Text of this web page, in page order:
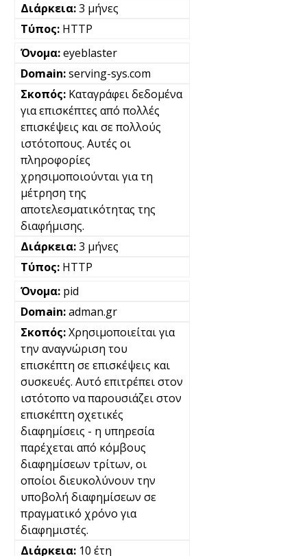
3 μήνες
HTTP
eyeblaster
serving-sys.com
Καταγράφει δεδομένα
για επισκέπτες από πολλές
επισκέψεις και σε πολλούς
ιστότοπους. Αυτές οι
πληροφορίες
χρησιμοποιούνται για τη
μέτρηση της
αποτελεσματικότητας της
διαφήμισης.
3 μήνες
HTTP
pid
adman.gr
Χρησιμοποιείται για
την αναγνώριση του
επισκέπτη σε επισκέψεις και
συσκευές. Αυτό επιτρέπει στον
ιστότοπο να παρουσιάζει στον
επισκέπτη σχετικές
διαφημίσεις - η υπηρεσία
παρέχεται από κόμβους
διαφημίσεων τρίτων, οι
οποίοι διευκολύνουν την
υποβολή διαφημίσεων σε
πραγματικό χρόνο για
διαφημιστές.
10 έτη